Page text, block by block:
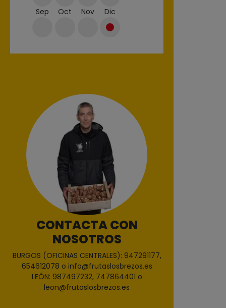
Sep Oct Nov Dic
CONTACTA CON
NOSOTROS
BURGOS (OFICINAS CENTRALES): 947291177,
654612078 o info@frutaslosbrezos.es
LEÓN: 987497232, 747864401 o
leon@frutaslosbrezos.es